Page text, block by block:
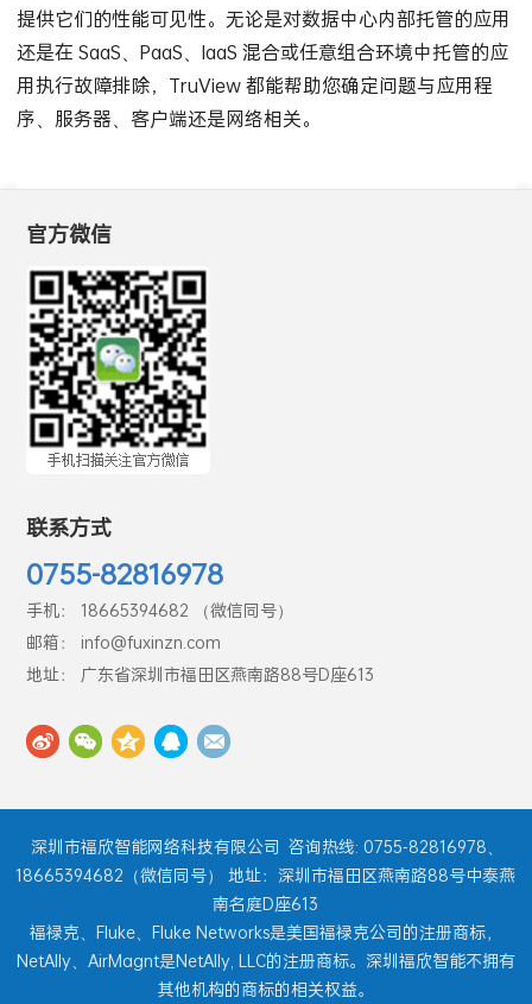
提供它们的性能可见性。无论是对数据中心内部托管的应用
还是在 SaaS、PaaS、IaaS 混合或任意组合环境中托管的应
用执行故障排除，TruView 都能帮助您确定问题与应用程
序、服务器、客户端还是网络相关。
官方微信
联系方式
0755-82816978
手机： 18665394682 （微信同号）
邮箱： info@fuxinzn.com
地址： 广东省深圳市福田区燕南路88号D座613
深圳市福欣智能网络科技有限公司 咨询热线: 0755-82816978、
18665394682（微信同号） 地址：深圳市福田区燕南路88号中泰燕
南名庭D座613
福禄克、Fluke、Fluke Networks是美国福禄克公司的注册商标，
NetAlly、AirMagnt是NetAlly, LLC的注册商标。深圳福欣智能不拥有
其他机构的商标的相关权益。